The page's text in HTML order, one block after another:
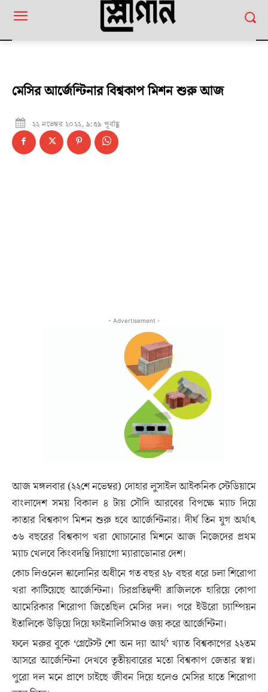
মেসির আর্জেন্টিনার বিশ্বকাপ মিশন শুরু আজ
২২ নভেম্বর ২০২২, ৯:৫৯ পূর্বাহ্ণ
- Advertisement -
আজ মঙ্গলবার (২২শে নভেম্বর) দোহার লুসাইল আইকনিক স্টেডিয়ামে
বাংলাদেশ সময় বিকাল ৪ টায় সৌদি আরবের বিপক্ষে ম্যাচ দিয়ে
কাতার বিশ্বকাপ মিশন শুরু হবে আর্জেন্টিনার। দীর্ঘ তিন যুগ অর্থাৎ
৩৬ বছরের বিশ্বকাপ খরা ঘোচানোর মিশনে আজ নিজেদের প্রথম
ম্যাচ খেলবে কিংবদন্তি দিয়াগো ম্যারাডোনার দেশ।
কোচ লিওনেল স্কালোনির অধীনে গত বছর ২৮ বছর ধরে চলা শিরোপা
খরা কাটিয়েছে আর্জেন্টিনা। চিরপ্রতিদ্বন্দী ব্রাজিলকে হারিয়ে কোপা
আমেরিকার শিরোপা জিতেছিল মেসির দল। পরে ইউরো চ্যাম্পিয়ন
ইতালিকে উড়িয়ে দিয়ে ফাইনালিসিমাও জয় করে আর্জেন্টিনা।
ফলে মরুর বুকে ‘গ্রেটেস্ট শো অন দ্যা আর্থ’ খ্যাত বিশ্বকাপের ২২তম
আসরে আর্জেন্টিনা দেখবে তৃতীয়বারের মতো বিশ্বকাপ জেতার স্বপ্ন।
পুরো দল মনে প্রাণে চাইছে জীবন দিয়ে হলেও মেসির হাতে শিরোপা